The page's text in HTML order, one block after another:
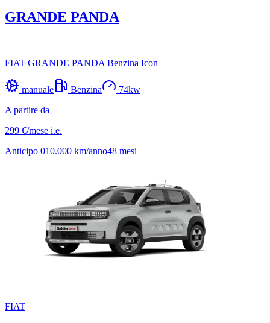
GRANDE PANDA
FIAT GRANDE PANDA Benzina Icon
manuale Benzina 74kw
A partire da
299 €/mese i.e.
Anticipo 010.000 km/anno48 mesi
FIAT